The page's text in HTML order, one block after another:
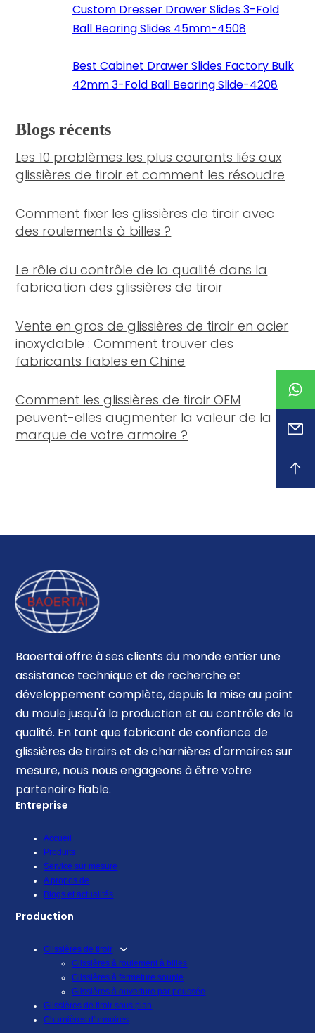
Custom Dresser Drawer Slides 3-Fold
Ball Bearing Slides 45mm-4508
Best Cabinet Drawer Slides Factory Bulk
42mm 3-Fold Ball Bearing Slide-4208
Blogs récents
Les 10 problèmes les plus courants liés aux
glissières de tiroir et comment les résoudre
Comment fixer les glissières de tiroir avec
des roulements à billes ?
Le rôle du contrôle de la qualité dans la
fabrication des glissières de tiroir
Vente en gros de glissières de tiroir en acier
inoxydable : Comment trouver des
fabricants fiables en Chine
Comment les glissières de tiroir OEM
peuvent-elles augmenter la valeur de la
marque de votre armoire ?
Baoertai offre à ses clients du monde entier une
assistance technique et de recherche et
développement complète, depuis la mise au point
du moule jusqu'à la production et au contrôle de la
qualité. En tant que fabricant de confiance de
glissières de tiroirs et de charnières d'armoires sur
mesure, nous nous engageons à être votre
partenaire fiable.
Entreprise
Accueil
Produits
Service sur mesure
A propos de
Blogs et actualités
Production
Glissières de tiroir
Glissières à roulement à billes
Glissières à fermeture souple
Glissières à ouverture par poussée
Glissières de tiroir sous plan
Charnières d'armoires